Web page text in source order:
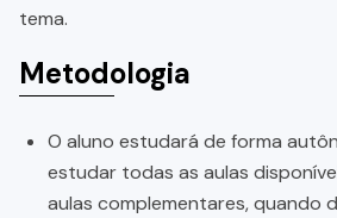
tema.
Metodologia
O aluno estudará de forma
estudar todas as aulas
aulas complementares, quando